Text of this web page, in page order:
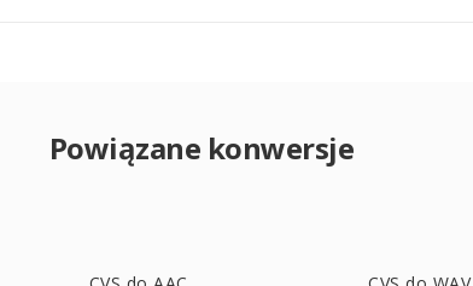
Powiązane konwersje